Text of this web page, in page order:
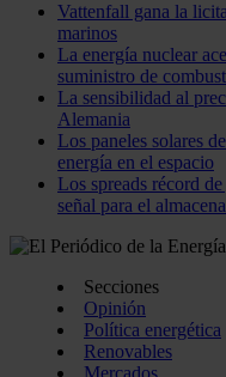
Vattenfall gana la
marinos
La energía nuclear
suministro de
La sensibilidad al
Alemania
Los paneles solares
energía en el espacio
Los spreads récord
señal para el
Secciones
Opinión
Política energética
Renovables
Mercados